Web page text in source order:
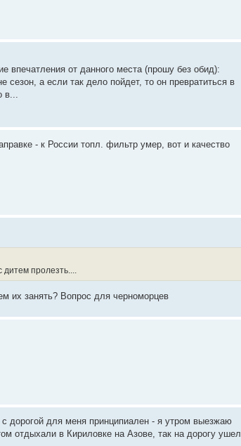
впечатления от данного места (прошу без обид):
а если так дело пойдет, то он превратиться в
- к России топл. фильтр умер, вот и качество
дитем пролезть....
их занять? Вопрос для черноморцев
дорогой для меня принципиален - я утром выезжаю
отдыхали в Кириловке на Азове, так на дорогу ушел